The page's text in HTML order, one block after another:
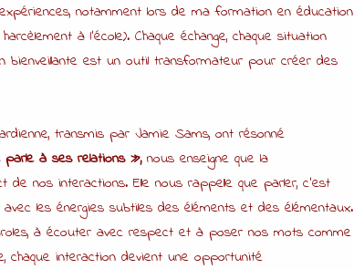
notamment lors de ma formation en éducation
à l’école). Chaque échange, chaque situation
bienveillante est un outil transformateur pour créer des
transmis par Jamie Sams, ont résonné
parle à ses relations »,nous enseigne que la
nos interactions. Elle nous rappelle que parler, c’est
les énergies subtiles des éléments et des élémentaux.
à écouter avec respect et à poser nos mots comme
interaction devient une opportunité